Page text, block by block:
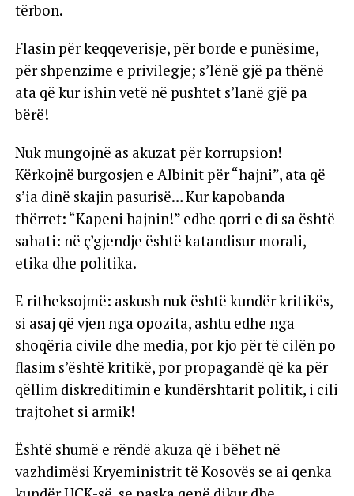
tërbon.
Flasin për keqqeverisje, për borde e punësime,
për shpenzime e privilegje; s’lënë gjë pa thënë
ata që kur ishin vetë në pushtet s’lanë gjë pa
bërë!
Nuk mungojnë as akuzat për korrupsion!
Kërkojnë burgosjen e Albinit për “hajni”, ata që
s’ia dinë skajin pasurisë… Kur kapobanda
thërret: “Kapeni hajnin!” edhe qorri e di sa është
sahati: në ç’gjendje është katandisur morali,
etika dhe politika.
E ritheksojmë: askush nuk është kundër kritikës,
si asaj që vjen nga opozita, ashtu edhe nga
shoqëria civile dhe media, por kjo për të cilën po
flasim s’është kritikë, por propagandë që ka për
qëllim diskreditimin e kundërshtarit politik, i cili
trajtohet si armik!
Është shumë e rëndë akuza që i bëhet në
vazhdimësi Kryeministrit të Kosovës se ai qenka